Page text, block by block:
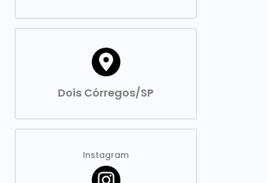
Dois Córregos/SP
Instagram